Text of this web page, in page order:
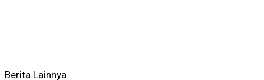
Berita Lainnya